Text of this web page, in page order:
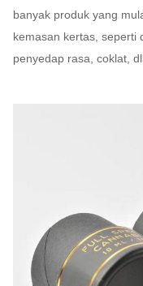
banyak produk yang
kemasan kertas, seperti
penyedap rasa, coklat,